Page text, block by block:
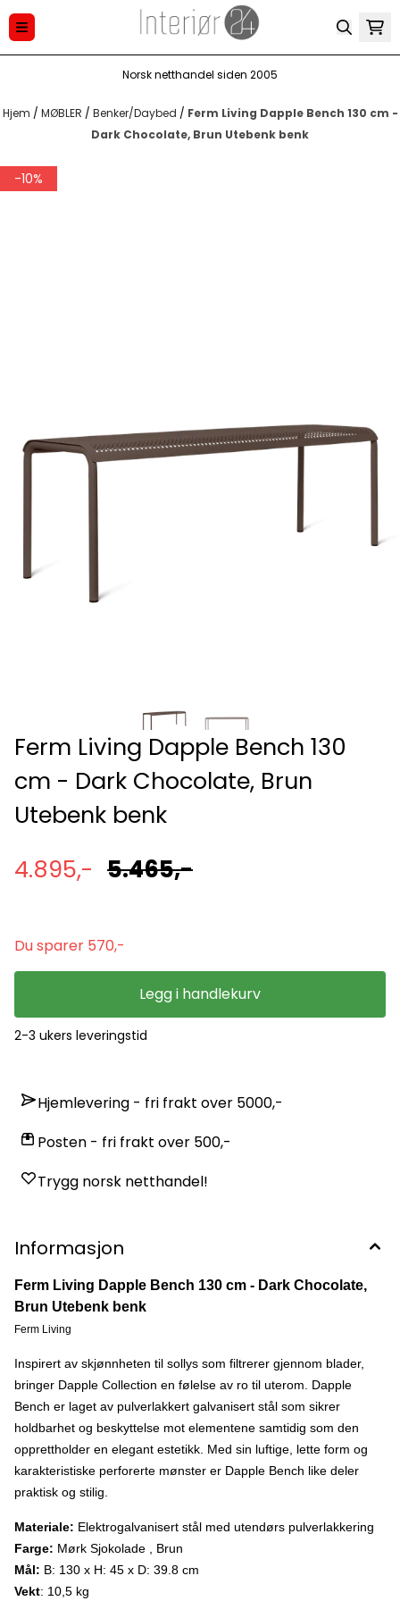
Hopp til innhold
Norsk netthandel siden 2005
Hjem / MØBLER / Benker/Daybed / Ferm Living Dapple Bench 130 cm -
Dark Chocolate, Brun Utebenk benk
-10%
Ferm Living Dapple Bench 130
cm - Dark Chocolate, Brun
Utebenk benk
4.895,- 5.465,-
Du sparer 570,-
Legg i handlekurv
2-3 ukers leveringstid
Hjemlevering - fri frakt over 5000,-
Posten - fri frakt over 500,-
Trygg norsk netthandel!
Informasjon
Ferm Living Dapple Bench 130 cm - Dark Chocolate,
Brun Utebenk benk
Ferm Living
Inspirert av skjønnheten til sollys som filtrerer gjennom blader,
bringer Dapple Collection en følelse av ro til uterom. Dapple
Bench er laget av pulverlakkert galvanisert stål som sikrer
holdbarhet og beskyttelse mot elementene samtidig som den
opprettholder en elegant estetikk. Med sin luftige, lette form og
karakteristiske perforerte mønster er Dapple Bench like deler
praktisk og stilig.
Materiale: Elektrogalvanisert stål med utendørs pulverlakkering
Farge: Mørk Sjokolade , Brun
Mål: B: 130 x H: 45 x D: 39.8 cm
Vekt: 10,5 kg